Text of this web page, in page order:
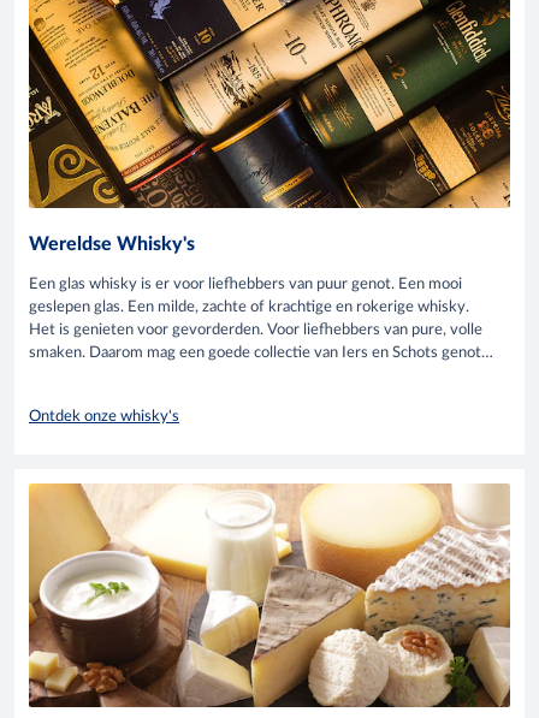
Wereldse Whisky's
Een glas whisky is er voor liefhebbers van puur genot. Een mooi
geslepen glas. Een milde, zachte of krachtige en rokerige whisky.
Het is genieten voor gevorderden. Voor liefhebbers van pure, volle
smaken. Daarom mag een goede collectie van Iers en Schots genot
Ontdek onze whisky's